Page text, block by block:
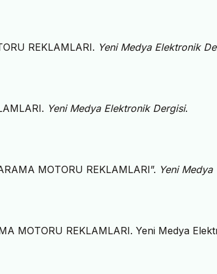
REKLAMLARI. Yeni Medya Elektronik
Yeni Medya Elektronik Dergisi.
MOTORU REKLAMLARI”. Yeni Medya
MOTORU REKLAMLARI. Yeni Medya